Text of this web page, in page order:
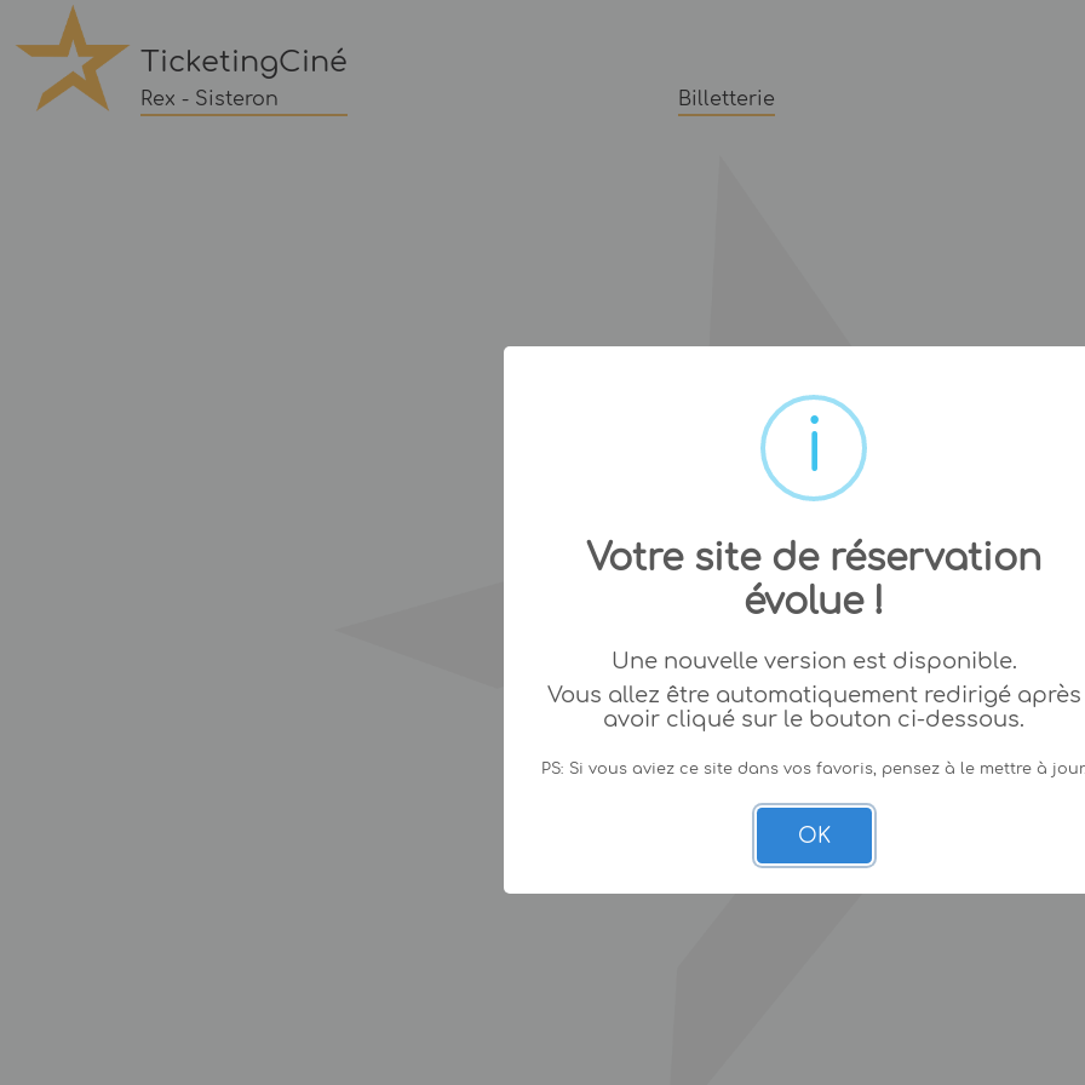
TicketingCiné
Rex - Sisteron Billetterie
Votre site de réservation
évolue !
Une nouvelle version est disponible.
Vous allez être automatiquement redirigé après
avoir cliqué sur le bouton ci-dessous.
PS: Si vous aviez ce site dans vos favoris, pensez à le mettre à
OK